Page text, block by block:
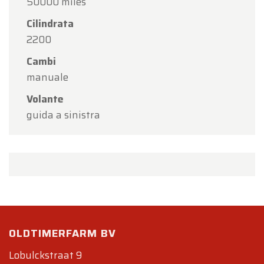
Cilindrata
2200
Cambi
manuale
Volante
guida a sinistra
OLDTIMERFARM BV
Lobulckstraat 9